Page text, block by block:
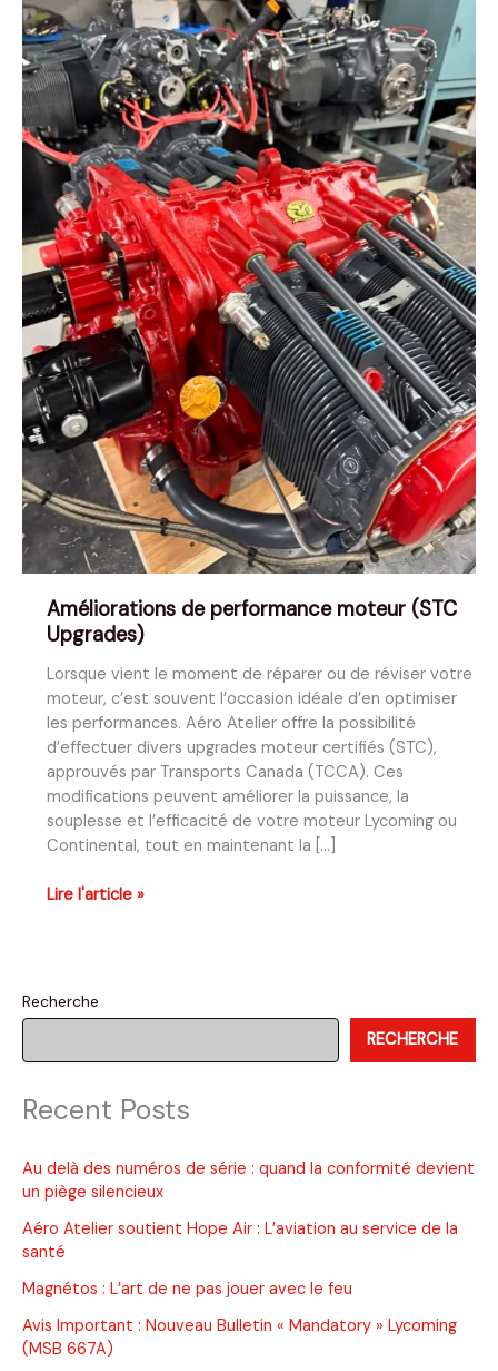
Améliorations de performance moteur (STC
Upgrades)
Lorsque vient le moment de réparer ou de réviser votre
moteur, c’est souvent l’occasion idéale d’en optimiser
les performances. Aéro Atelier offre la possibilité
d’effectuer divers upgrades moteur certifiés (STC),
approuvés par Transports Canada (TCCA). Ces
modifications peuvent améliorer la puissance, la
souplesse et l’efficacité de votre moteur Lycoming ou
Continental, tout en maintenant la […]
Améliorations
(STC
Upgrades)
Lire l'article »
Recherche
RECHERCHE
Recent Posts
Au delà des numéros de série : quand la conformité devient
un piège silencieux
Aéro Atelier soutient Hope Air : L’aviation au service de la
santé
Magnétos : L’art de ne pas jouer avec le feu
Avis Important : Nouveau Bulletin « Mandatory » Lycoming
(MSB 667A)